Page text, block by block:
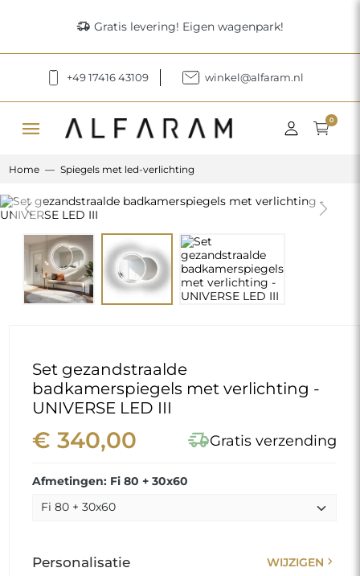
delivery_truck_speed Gratis levering! Eigen wagenpark!
+49 17416 43109 winkel@alfaram.nl
menu 0
Home Spiegels met led-verlichting
Previous Next
Set gezandstraalde
badkamerspiegels met verlichting -
UNIVERSE LED III
€ 340,00 delivery_truck_speedGratis verzending
Afmetingen: Fi 80 + 30x60
Personalisatie WIJZIGEN chevron_right